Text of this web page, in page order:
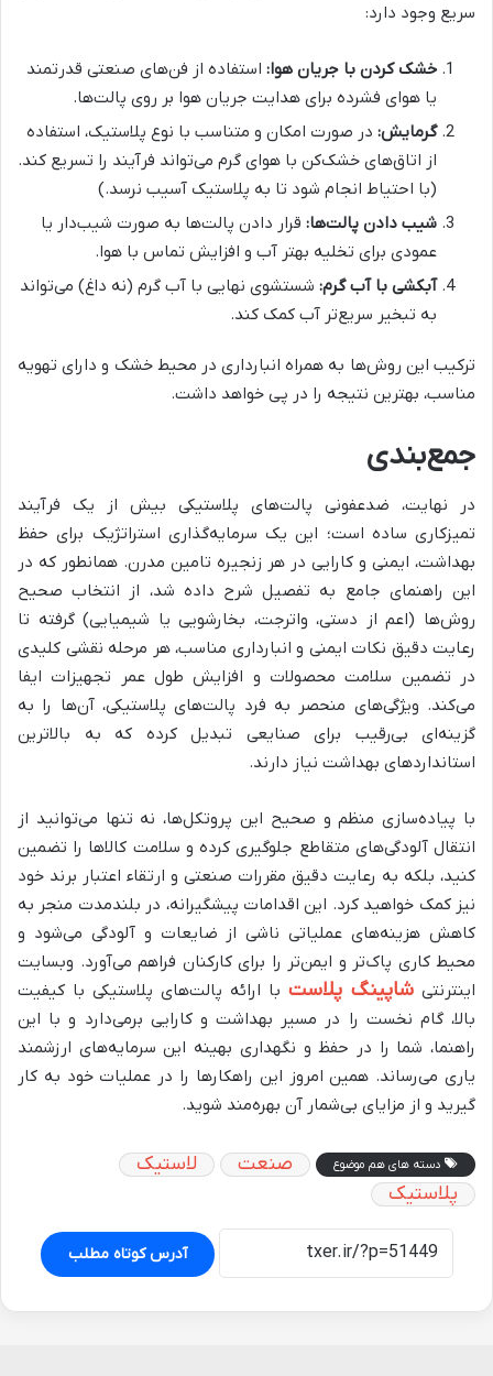
سریع وجود دارد:
خشک کردن با جریان هوا: استفاده از فن‌های صنعتی قدرتمند
یا هوای فشرده برای هدایت جریان هوا بر روی پالت‌ها.
گرمایش: در صورت امکان و متناسب با نوع پلاستیک، استفاده
از اتاق‌های خشک‌کن با هوای گرم می‌تواند فرآیند را تسریع کند.
(با احتیاط انجام شود تا به پلاستیک آسیب نرسد.)
شیب دادن پالت‌ها: قرار دادن پالت‌ها به صورت شیب‌دار یا
عمودی برای تخلیه بهتر آب و افزایش تماس با هوا.
آبکشی با آب گرم: شستشوی نهایی با آب گرم (نه داغ) می‌تواند
به تبخیر سریع‌تر آب کمک کند.
ترکیب این روش‌ها به همراه انبارداری در محیط خشک و دارای تهویه
مناسب، بهترین نتیجه را در پی خواهد داشت.
جمع‌بندی
در نهایت، ضدعفونی پالت‌های پلاستیکی بیش از یک فرآیند
تمیزکاری ساده است؛ این یک سرمایه‌گذاری استراتژیک برای حفظ
بهداشت، ایمنی و کارایی در هر زنجیره تامین مدرن. همانطور که در
این راهنمای جامع به تفصیل شرح داده شد، از انتخاب صحیح
روش‌ها (اعم از دستی، واترجت، بخارشویی یا شیمیایی) گرفته تا
رعایت دقیق نکات ایمنی و انبارداری مناسب، هر مرحله نقشی کلیدی
در تضمین سلامت محصولات و افزایش طول عمر تجهیزات ایفا
می‌کند. ویژگی‌های منحصر به فرد پالت‌های پلاستیکی، آن‌ها را به
گزینه‌ای بی‌رقیب برای صنایعی تبدیل کرده که به بالاترین
استانداردهای بهداشت نیاز دارند.
با پیاده‌سازی منظم و صحیح این پروتکل‌ها، نه تنها می‌توانید از
انتقال آلودگی‌های متقاطع جلوگیری کرده و سلامت کالاها را تضمین
کنید، بلکه به رعایت دقیق مقررات صنعتی و ارتقاء اعتبار برند خود
نیز کمک خواهید کرد. این اقدامات پیشگیرانه، در بلندمدت منجر به
کاهش هزینه‌های عملیاتی ناشی از ضایعات و آلودگی می‌شود و
محیط کاری پاک‌تر و ایمن‌تر را برای کارکنان فراهم می‌آورد. وبسایت
اینترنتی شاپینگ پلاست با ارائه پالت‌های پلاستیکی با کیفیت
بالا، گام نخست را در مسیر بهداشت و کارایی برمی‌دارد و با این
راهنما، شما را در حفظ و نگهداری بهینه این سرمایه‌های ارزشمند
یاری می‌رساند. همین امروز این راهکارها را در عملیات خود به کار
گیرید و از مزایای بی‌شمار آن بهره‌مند شوید.
دسته های هم موضوع صنعت
لاستیک
پلاستیک
آدرس کوتاه مطلب